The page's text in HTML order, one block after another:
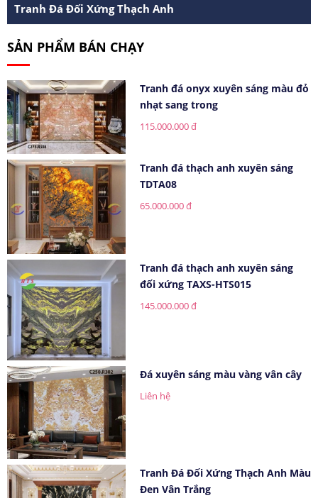
Tranh Đá Đối Xứng Thạch Anh
SẢN PHẨM BÁN CHẠY
Tranh đá onyx xuyên sáng màu đỏ
nhạt sang trong
115.000.000 đ
Tranh đá thạch anh xuyên sáng
TDTA08
65.000.000 đ
Tranh đá thạch anh xuyên sáng
đối xứng TAXS-HTS015
145.000.000 đ
Đá xuyên sáng màu vàng vân cây
Liên hệ
Tranh Đá Đối Xứng Thạch Anh Màu
Đen Vân Trắng